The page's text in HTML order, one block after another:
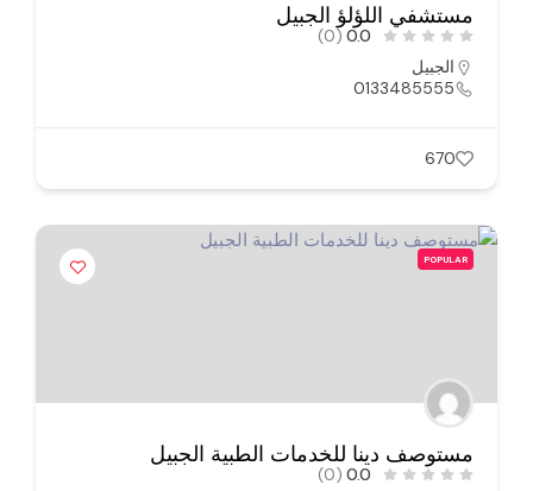
مستشفي اللؤلؤ الجبيل
0.0
(0)
الجبيل
0133485555
670
POPULAR
مستوصف دينا للخدمات الطبية الجبيل
0.0
(0)